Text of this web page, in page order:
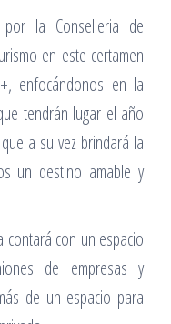
la Conselleria de
en este certamen
enfocándonos en la
tendrán lugar el año
a su vez brindará la
un destino amable y
contará con un espacio
de empresas y
de un espacio para